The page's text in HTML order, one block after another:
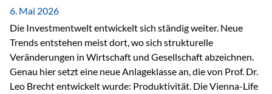
6. Mai 2026
Die Investmentwelt entwickelt sich ständig weiter. Neue
Trends entstehen meist dort, wo sich strukturelle
Veränderungen in Wirtschaft und Gesellschaft abzeichnen.
Genau hier setzt eine neue Anlageklasse an, die von Prof. Dr.
Leo Brecht entwickelt wurde: Produktivität. Die Vienna-Life